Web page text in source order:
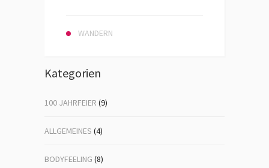
WANDERN
Kategorien
100 JAHRFEIER (9)
ALLGEMEINES (4)
BODYFEELING (8)